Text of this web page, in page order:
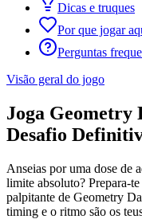
Dicas e truques
Por que jogar
Perguntas
Visão geral do jogo
Joga Geometry
Desafio
Anseias por uma dose de
limite absoluto? Prepara-
palpitante de Geometry
timing e o ritmo são os